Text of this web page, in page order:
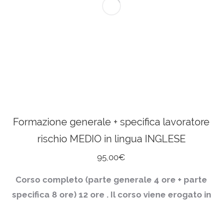
Formazione generale + specifica lavoratore
rischio MEDIO in lingua INGLESE
95,00€
Corso completo (parte generale 4 ore + parte
specifica 8 ore) 12 ore . Il corso viene erogato in